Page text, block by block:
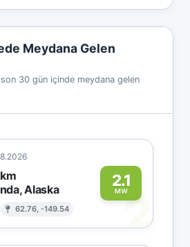
Meydana Gelen
son 30 gün içinde meydana gelen
Alaska
62.76, -149.54
2.1
MW2